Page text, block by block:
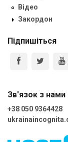
Відео
Закордон
Підпишіться
Зв'язок з нами
+38 050 9364428